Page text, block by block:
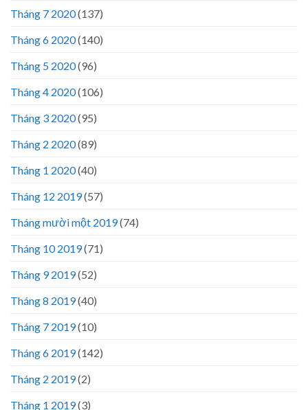
Tháng 7 2020(137)
Tháng 6 2020(140)
Tháng 5 2020(96)
Tháng 4 2020(106)
Tháng 3 2020(95)
Tháng 2 2020(89)
Tháng 1 2020(40)
Tháng 12 2019(57)
Tháng mười một 2019(74)
Tháng 10 2019(71)
Tháng 9 2019(52)
Tháng 8 2019(40)
Tháng 7 2019(10)
Tháng 6 2019(142)
Tháng 2 2019(2)
Tháng 1 2019(3)